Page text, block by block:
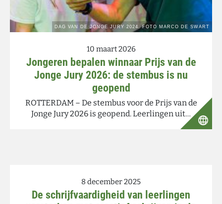
10 maart 2026
Jongeren bepalen winnaar Prijs van de
Jonge Jury 2026: de stembus is nu
geopend
ROTTERDAM – De stembus voor de Prijs van de
Jonge Jury 2026 is geopend. Leerlingen uit…
8 december 2025
De schrijfvaardigheid van leerlingen